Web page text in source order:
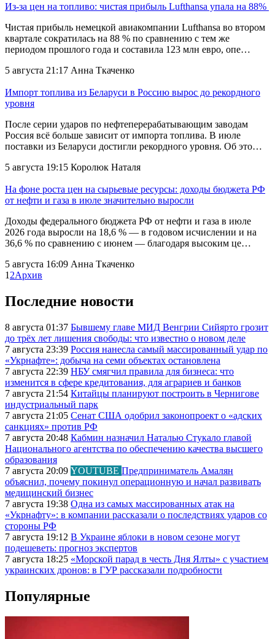
Из-за цен на топливо: чистая прибыль Lufthansa упала на 88%
Чистая прибыль немецкой авиакомпании Lufthansa во втором
квартале сократилась на 88 % по сравнению с тем же
периодом прошлого года и составила 123 млн евро, опе…
5 августа 21:17 Анна Ткаченко
Импорт топлива из Беларуси в Россию вырос до рекордного
уровня
После серии ударов по нефтеперерабатывающим заводам
Россия всё больше зависит от импорта топлива. В июле
поставки из Беларуси достигли рекордного уровня. Об это…
5 августа 19:15 Королюк Наталя
На фоне роста цен на сырьевые ресурсы: доходы бюджета РФ
от нефти и газа в июле значительно выросли
Доходы федерального бюджета РФ от нефти и газа в июле
2026 года выросли на 18,6 % — в годовом исчислении и на
36,6 % по сравнению с июнем — благодаря высоким це…
5 августа 16:09 Анна Ткаченко
1 2Архив
Последние новости
8 августа 01:37 Бывшему главе МИД Венгрии Сийярто грозит
до трёх лет лишения свободы: что известно о новом деле
7 августа 23:39 Россия нанесла самый массированный удар по
«Укрнафте»: добыча на семи объектах остановлена
7 августа 22:39 НБУ смягчил правила для бизнеса: что
изменится в сфере кредитования, для аграриев и банков
7 августа 21:54 Китайцы планируют построить в Чернигове
индустриальный парк
7 августа 21:05 Сенат США одобрил законопроект о «адских
санкциях» против РФ
7 августа 20:48 Кабмин назначил Наталью Стукало главой
Национального агентства по обеспечению качества высшего
образования
7 августа 20:09 YOUTUBE Предприниматель Амалян
объяснил, почему покинул операционную и начал развивать
медицинский бизнес
7 августа 19:38 Одна из самых массированных атак на
«Укрнафту»: в компании рассказали о последствиях ударов со
стороны РФ
7 августа 19:12 В Украине яблоки в новом сезоне могут
подешеветь: прогноз экспертов
7 августа 18:25 «Морской парад в честь Дня Ялты» с участием
украинских дронов: в ГУР рассказали подробности
Популярные